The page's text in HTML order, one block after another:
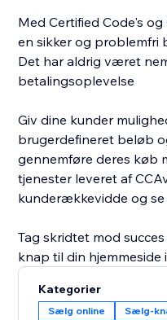
Med Certified Code's
en sikker og problemfri
Det har aldrig været
betalingsoplevelse
Giv dine kunder
brugerdefineret beløb
gennemføre deres køb
tjenester leveret af
kunderækkevidde og
Tag skridtet mod
knap til din hjemmeside
Kategorier
Sælg online Sælg-